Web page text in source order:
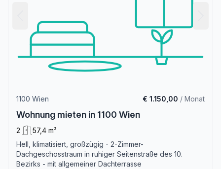
1100 Wien € 1.150,00 / Monat
Wohnung mieten in 1100 Wien
2
57,4 m²
Hell, klimatisiert, großzügig - 2-Zimmer-
Dachgeschosstraum in ruhiger Seitenstraße des 10.
Bezirks - mit allgemeiner Dachterrasse